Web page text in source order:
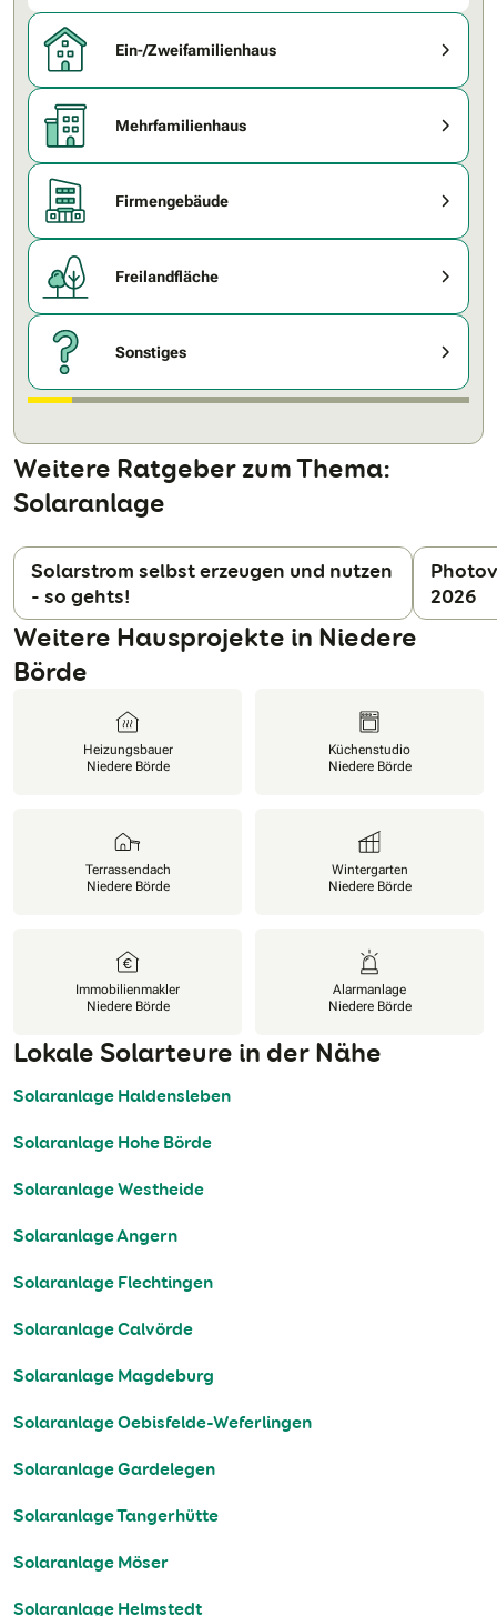
Ein-/Zweifamilienhaus
Mehrfamilienhaus
Firmengebäude
Freilandfläche
Sonstiges
Weitere Ratgeber zum Thema:
Solaranlage
Solarstrom selbst erzeugen und nutzen
- so gehts!
2026
Weitere Hausprojekte in Niedere
Börde
Heizungsbauer
Niedere Börde
Küchenstudio
Niedere Börde
Terrassendach
Niedere Börde
Wintergarten
Niedere Börde
Immobilienmakler
Niedere Börde
Alarmanlage
Niedere Börde
Lokale Solarteure in der Nähe
Solaranlage Haldensleben
Solaranlage Hohe Börde
Solaranlage Westheide
Solaranlage Angern
Solaranlage Flechtingen
Solaranlage Calvörde
Solaranlage Magdeburg
Solaranlage Oebisfelde-Weferlingen
Solaranlage Gardelegen
Solaranlage Tangerhütte
Solaranlage Möser
Solaranlage Helmstedt